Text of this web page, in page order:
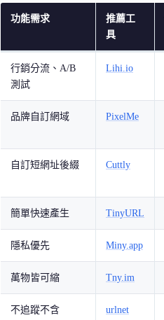
功能需求
推薦工
具
行銷分流、A/B
測試
Lihi.io
品牌自訂網域 PixelMe
自訂短網址後綴 Cuttly
簡單快速產生 TinyURL
隱私優先 Miny.app
萬物皆可縮 Tny.im
不追蹤不含
urlnet